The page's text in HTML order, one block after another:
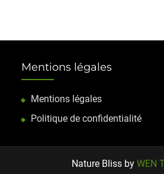
Mentions légales
Mentions légales
Politique de confidentialité
Nature Bliss byWEN